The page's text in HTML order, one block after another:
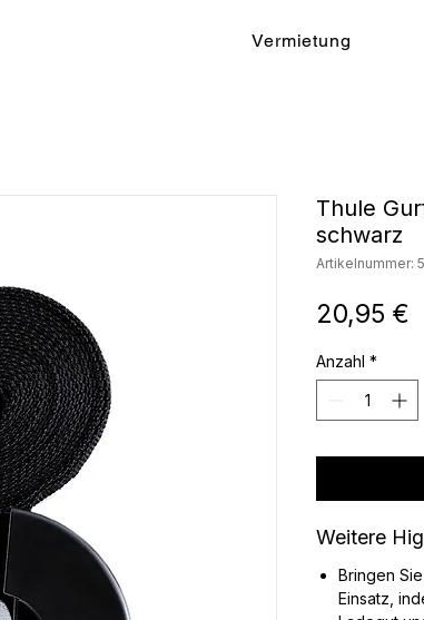
Vermietung
Thule
schwarz
Artikelnummer:
20,95 €
Anzahl *
Weitere
Bringen
Einsatz,